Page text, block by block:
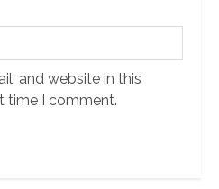
and website in this
time I comment.